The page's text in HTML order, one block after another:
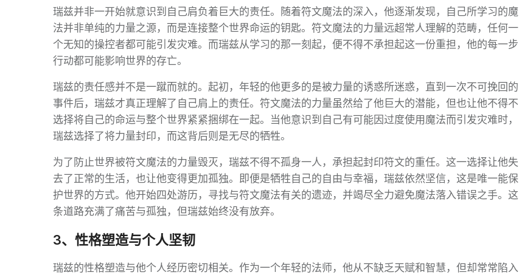
瑞兹并非一开始就意识到自己肩负着巨大的责任。随着符文魔法的深入，他逐渐发现，自己所学习的魔
法并非单纯的力量之源，而是连接整个世界命运的钥匙。符文魔法的力量远超常人理解的范畴，任何一
个无知的操控者都可能引发灾难。而瑞兹从学习的那一刻起，便不得不承担起这一份重担，他的每一步
行动都可能影响世界的存亡。
瑞兹的责任感并不是一蹴而就的。起初，年轻的他更多的是被力量的诱惑所迷惑，直到一次不可挽回的
事件后，瑞兹才真正理解了自己肩上的责任。符文魔法的力量虽然给了他巨大的潜能，但也让他不得不
选择将自己的命运与整个世界紧紧捆绑在一起。当他意识到自己有可能因过度使用魔法而引发灾难时，
瑞兹选择了将力量封印，而这背后则是无尽的牺牲。
为了防止世界被符文魔法的力量毁灭，瑞兹不得不孤身一人，承担起封印符文的重任。这一选择让他失
去了正常的生活，也让他变得更加孤独。即便是牺牲自己的自由与幸福，瑞兹依然坚信，这是唯一能保
护世界的方式。他开始四处游历，寻找与符文魔法有关的遗迹，并竭尽全力避免魔法落入错误之手。这
条道路充满了痛苦与孤独，但瑞兹始终没有放弃。
3、性格塑造与个人坚韧
瑞兹的性格塑造与他个人经历密切相关。作为一个年轻的法师，他从不缺乏天赋和智慧，但却常常陷入